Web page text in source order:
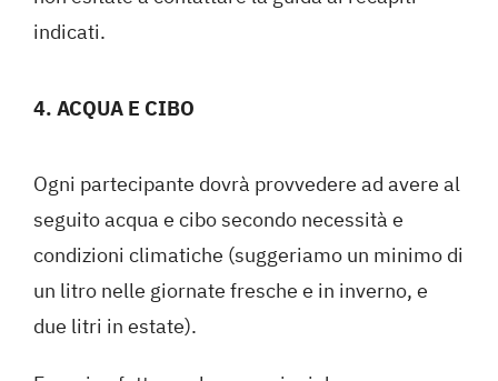
indicati.
4. ACQUA E CIBO
Ogni partecipante dovrà provvedere ad avere al
seguito acqua e cibo secondo necessità e
condizioni climatiche (suggeriamo un minimo di
un litro nelle giornate fresche e in inverno, e
due litri in estate).